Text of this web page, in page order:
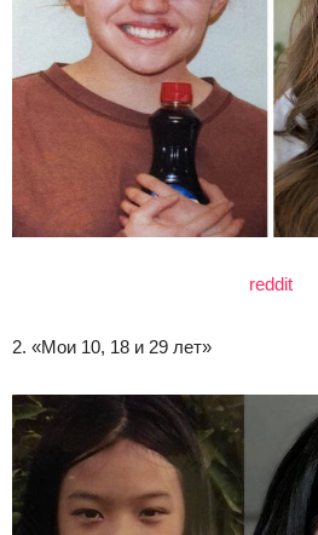
reddit
2. «Мои 10, 18 и 29 лет»